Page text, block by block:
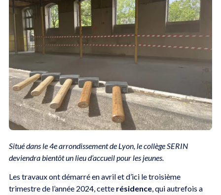
Situé dans le 4e arrondissement de Lyon, le collège SERIN
deviendra bientôt un lieu d’accueil pour les jeunes.
Les travaux ont démarré en avril et d’ici le troisième
trimestre de l’année 2024, cette résidence, qui autrefois a